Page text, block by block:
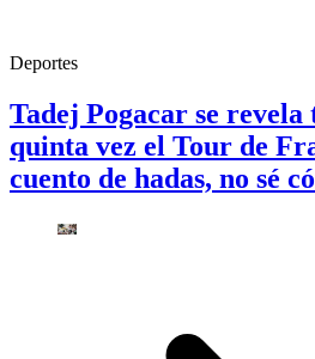
Deportes
Tadej Pogacar se
quinta vez el Tour de
cuento de hadas, no sé